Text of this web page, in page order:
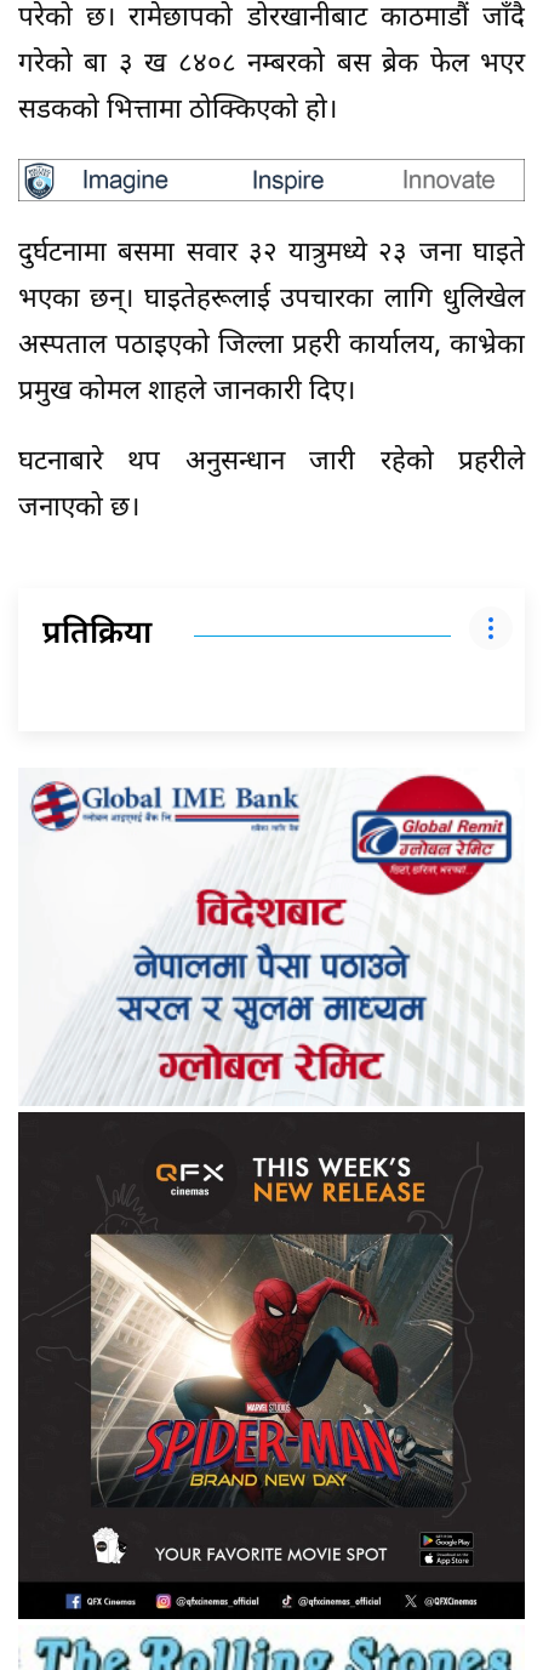
परेको छ। रामेछापको डोरखानीबाट काठमाडौं जाँदै
गरेको बा ३ ख ८४०८ नम्बरको बस ब्रेक फेल भएर
सडकको भित्तामा ठोक्किएको हो।
दुर्घटनामा बसमा सवार ३२ यात्रुमध्ये २३ जना घाइते
भएका छन्। घाइतेहरूलाई उपचारका लागि धुलिखेल
अस्पताल पठाइएको जिल्ला प्रहरी कार्यालय, काभ्रेका
प्रमुख कोमल शाहले जानकारी दिए।
घटनाबारे थप अनुसन्धान जारी रहेको प्रहरीले
जनाएको छ।
प्रतिक्रिया